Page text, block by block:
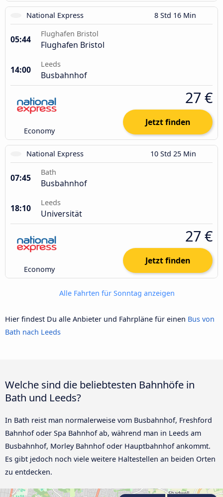
National Express 8 Std 16 Min
05:44
Flughafen Bristol
Flughafen Bristol
14:00
Leeds
Busbahnhof
Economy
27 €
Jetzt finden
National Express 10 Std 25 Min
07:45
Bath
Busbahnhof
18:10
Leeds
Universität
Economy
27 €
Jetzt finden
Alle Fahrten für Sonntag anzeigen
Hier findest Du alle Anbieter und Fahrpläne für einen Bus von
Bath nach Leeds
Welche sind die beliebtesten Bahnhöfe in
Bath und Leeds?
In Bath reist man normalerweise vom Busbahnhof, Freshford
Bahnhof oder Spa Bahnhof ab, während man in Leeds am
Busbahnhof, Morley Bahnhof oder Hauptbahnhof ankommt.
Es gibt jedoch noch viele weitere Haltestellen an beiden Orten
zu entdecken.